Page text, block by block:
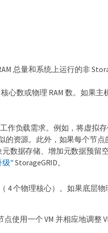
总量和系统上运行的非
心数或物理 RAM 数。如果
作负载需求。例如，将虚拟存
的资源。此外，如果每个节点
元数据存储、增加元数据预留
级" StorageGRID。
4 个物理核心）。如果底层
使用一个 VM 并相应地调整